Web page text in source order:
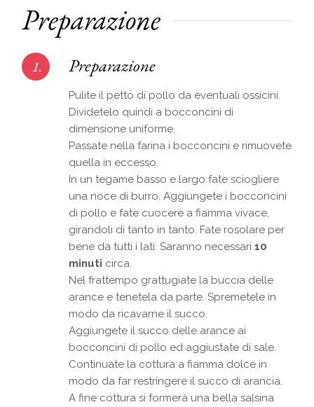
Preparazione
1. Preparazione
Pulite il petto di pollo da eventuali ossicini.
Dividetelo quindi a bocconcini di
dimensione uniforme.
Passate nella farina i bocconcini e rimuovete
quella in eccesso.
In un tegame basso e largo fate sciogliere
una noce di burro. Aggiungete i bocconcini
di pollo e fate cuocere a fiamma vivace,
girandoli di tanto in tanto. Fate rosolare per
bene da tutti i lati. Saranno necessari10
minuti circa.
Nel frattempo grattugiate la buccia delle
arance e tenetela da parte. Spremetele in
modo da ricavarne il succo.
Aggiungete il succo delle arance ai
bocconcini di pollo ed aggiustate di sale.
Continuate la cottura a fiamma dolce in
modo da far restringere il succo di arancia.
A fine cottura si formerà una bella salsina